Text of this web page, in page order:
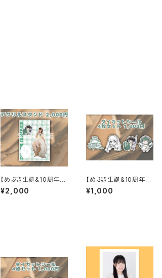
【めぶき生誕&10周年】
アクリルスタンド
¥2,000
【めぶき生誕&10周年】
ダイカットシール
¥1,000